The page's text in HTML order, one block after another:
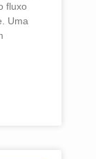
fluxo
Uma